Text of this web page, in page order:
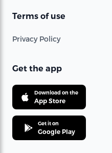
Terms of use
Privacy Policy
Get the app
Download on the
App Store
Get it on
Google Play